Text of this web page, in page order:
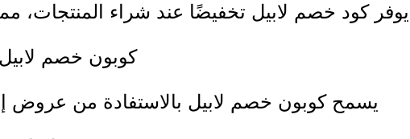
يوفر كود خصم لابيل تخفيضًا عند شراء المنتجات،
كوبون خصم لابيل
يسمح كوبون خصم لابيل بالاستفادة من عروض